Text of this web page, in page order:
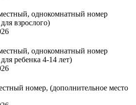
однокомнатный номер
взрослого)
однокомнатный номер
ребенка 4-14 лет)
номер, (дополнительное место